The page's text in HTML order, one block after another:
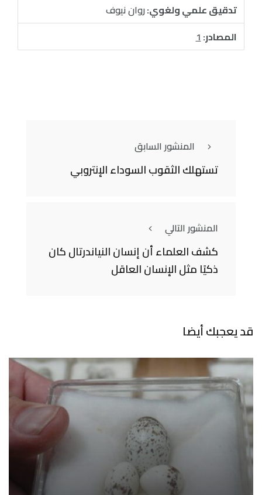
تدقيق علمي ولغوي:روان نيوف
المصادر:1
المنشور السابق
تستهلك الثقوب السوداء الإنتروبي
المنشور التالي
كشف العلماء أن إنسان النياندرتال كان
ذكيًا مثل الإنسان العاقل
قد يعجبك أيضا